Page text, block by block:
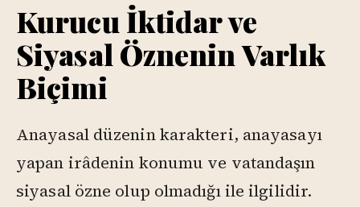
Kurucu İktidar ve
Siyasal Öznenin Varlık
Biçimi
Anayasal düzenin karakteri, anayasayı
yapan irâdenin konumu ve vatandaşın
siyasal özne olup olmadığı ile ilgilidir.